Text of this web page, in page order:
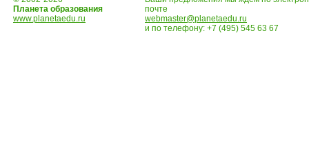
Планета образования
www.planetaedu.ru
почте
webmaster@planetaedu.ru
и по телефону: +7 (495) 545 63 67